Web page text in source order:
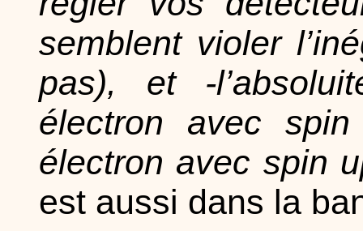
semblent violer
pas), et -
électron avec
électron avec spin
est aussi dans la